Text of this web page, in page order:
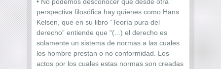
• No podemos desconocer que desde otra
perspectiva filosófica hay quienes como Hans
Kelsen, que en su libro “Teoría pura del
derecho” entiende que “(...) el derecho es
solamente un sistema de normas a las cuales
los hombre prestan o no conformidad. Los
actos por los cuales estas normas son creadas